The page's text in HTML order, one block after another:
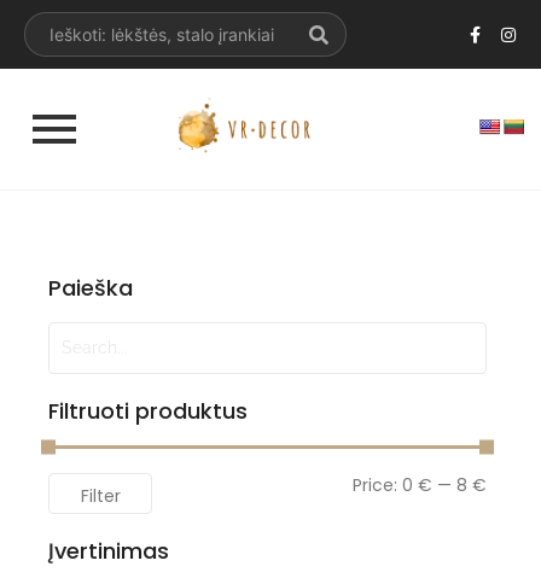
Paieška
Filtruoti produktus
Filter Price: 0 € — 8 €
Įvertinimas